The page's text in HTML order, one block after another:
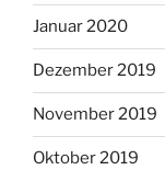
Januar 2020
Dezember 2019
November 2019
Oktober 2019